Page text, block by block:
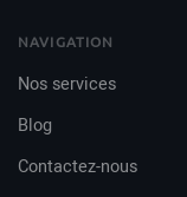
NAVIGATION
Nos services
Blog
Contactez-nous